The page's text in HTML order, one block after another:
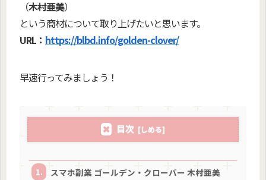
（木村亜美）
という商材について取り上げたいと思います。
URL： https://blbd.info/golden-clover/
早速行ってみましょう！
目次
スマホ副業 ゴールデン・クローバー 木村亜美